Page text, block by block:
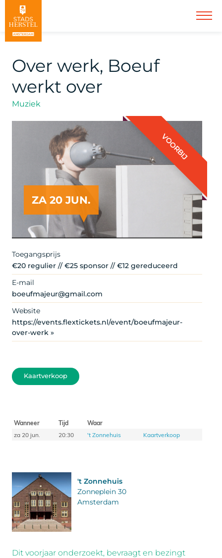
Over werk, Boeuf
werkt over
Muziek
ZA 20 JUN.
VOORBIJ
Toegangsprijs
€20 regulier // €25 sponsor // €12 gereduceerd
E-mail
boeufmajeur@gmail.com
Website
https://events.flextickets.nl/event/boeufmajeur-
over-werk »
Kaartverkoop
Wanneer Tijd
Waar
za 20 jun.
20:30 't Zonnehuis Kaartverkoop
't Zonnehuis
Zonneplein 30
Amsterdam
Dit voorjaar onderzoekt, bevraagt en bezingt